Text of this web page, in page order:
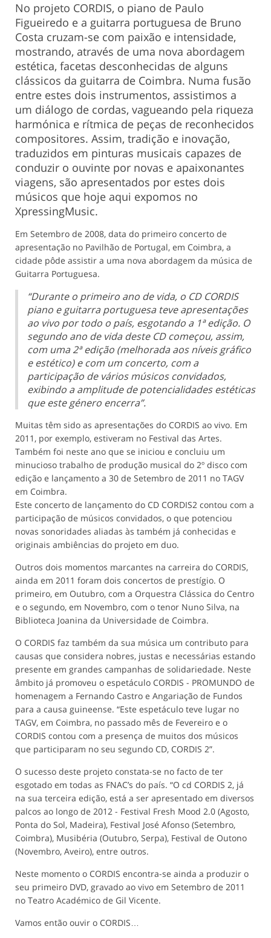
No projeto CORDIS, o piano de Paulo
Figueiredo e a guitarra portuguesa de Bruno
Costa cruzam-se com paixão e intensidade,
mostrando, através de uma nova abordagem
estética, facetas desconhecidas de alguns
clássicos da guitarra de Coimbra. Numa fusão
entre estes dois instrumentos, assistimos a
um diálogo de cordas, vagueando pela riqueza
harmónica e rítmica de peças de reconhecidos
compositores. Assim, tradição e inovação,
traduzidos em pinturas musicais capazes de
conduzir o ouvinte por novas e apaixonantes
viagens, são apresentados por estes dois
músicos que hoje aqui expomos no
XpressingMusic.
Em Setembro de 2008, data do primeiro concerto de
apresentação no Pavilhão de Portugal, em Coimbra, a
cidade pôde assistir a uma nova abordagem da música de
Guitarra Portuguesa.
“Durante o primeiro ano de vida, o CD CORDIS
piano e guitarra portuguesa teve apresentações
ao vivo por todo o país, esgotando a 1ª edição. O
segundo ano de vida deste CD começou, assim,
com uma 2ª edição (melhorada aos níveis gráfico
e estético) e com um concerto, com a
participação de vários músicos convidados,
exibindo a amplitude de potencialidades estéticas
que este género encerra”.
Muitas têm sido as apresentações do CORDIS ao vivo. Em
2011, por exemplo, estiveram no Festival das Artes.
Também foi neste ano que se iniciou e concluiu um
minucioso trabalho de produção musical do 2º disco com
edição e lançamento a 30 de Setembro de 2011 no TAGV
em Coimbra.
Este concerto de lançamento do CD CORDIS2 contou com a
participação de músicos convidados, o que potenciou
novas sonoridades aliadas às também já conhecidas e
originais ambiências do projeto em duo.
Outros dois momentos marcantes na carreira do CORDIS,
ainda em 2011 foram dois concertos de prestígio. O
primeiro, em Outubro, com a Orquestra Clássica do Centro
e o segundo, em Novembro, com o tenor Nuno Silva, na
Biblioteca Joanina da Universidade de Coimbra.
O CORDIS faz também da sua música um contributo para
causas que considera nobres, justas e necessárias estando
presente em grandes campanhas de solidariedade. Neste
âmbito já promoveu o espetáculo CORDIS - PROMUNDO de
homenagem a Fernando Castro e Angariação de Fundos
para a causa guineense. “Este espetáculo teve lugar no
TAGV, em Coimbra, no passado mês de Fevereiro e o
CORDIS contou com a presença de muitos dos músicos
que participaram no seu segundo CD, CORDIS 2”.
O sucesso deste projeto constata-se no facto de ter
esgotado em todas as FNAC’s do país. “O cd CORDIS 2, já
na sua terceira edição, está a ser apresentado em diversos
palcos ao longo de 2012 - Festival Fresh Mood 2.0 (Agosto,
Ponta do Sol, Madeira), Festival José Afonso (Setembro,
Coimbra), Musibéria (Outubro, Serpa), Festival de Outono
(Novembro, Aveiro), entre outros.
Neste momento o CORDIS encontra-se ainda a produzir o
seu primeiro DVD, gravado ao vivo em Setembro de 2011
no Teatro Académico de Gil Vicente.
Vamos então ouvir o CORDIS…